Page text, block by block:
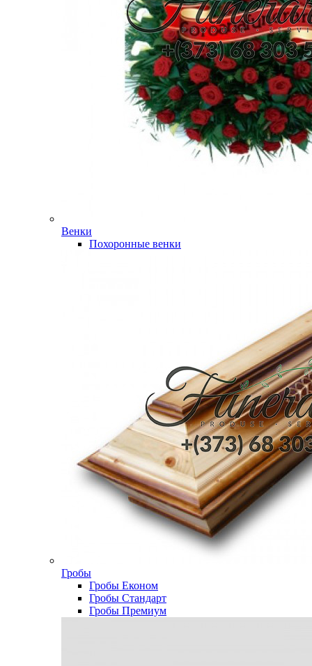
Венки
Похоронные венки
Гробы
Гробы Економ
Гробы Стандарт
Гробы Премиум